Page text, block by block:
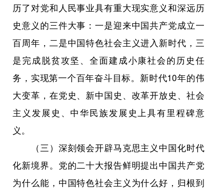
历了对党和人民事业具有重大现实意义和深远历
史意义的三件大事：一是迎来中国共产党成立一
百周年，二是中国特色社会主义进入新时代，三
是完成脱贫攻坚、全面建成小康社会的历史任
务，实现第一个百年奋斗目标。新时代10年的伟
大变革，在党史、新中国史、改革开放史、社会
主义发展史、中华民族发展史上具有里程碑意
义。
（三）深刻领会开辟马克思主义中国化时代
化新境界。党的二十大报告鲜明提出中国共产党
为什么能，中国特色社会主义为什么好，归根到